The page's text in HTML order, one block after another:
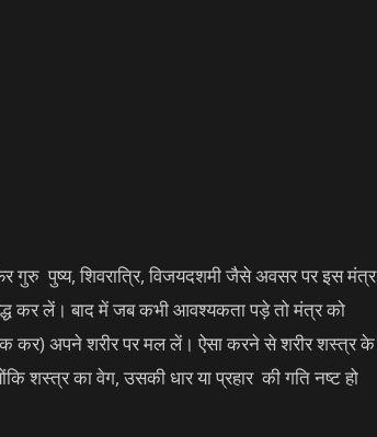
गुरु पुष्य, शिवरात्रि, विजयदशमी जैसे अवसर पर इस मंत्र
कर लें। बाद में जब कभी आवश्यकता पड़े तो मंत्र को
कर) अपने शरीर पर मल लें। ऐसा करने से शरीर शस्त्र के
शस्त्र का वेग, उसकी धार या प्रहार की गति नष्ट हो